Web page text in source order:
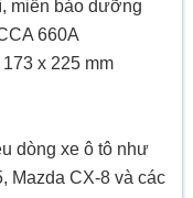
miễn bảo dưỡng
660A
x 225 mm
dòng xe ô tô như
Mazda CX-8 và các